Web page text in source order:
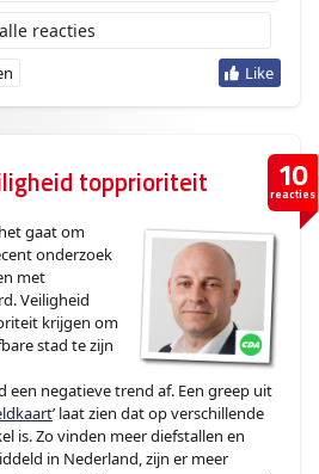
alle reacties
10
reacties
topprioriteit
gaat om
onderzoek
met
Veiligheid
krijgen om
stad te zijn
een negatieve trend af. Een greep uit
’ laat zien dat op verschillende
is. Zo vinden meer diefstallen en
in Nederland, zijn er meer